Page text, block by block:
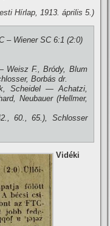
Hí­rlap, 1913. április 5.)
– Wiener SC 6:1 (2:0)
Weisz F., Bródy, Blum
Borbás dr.
Scheidel — Achatzi,
Neubauer (Hellmer,
60., 65.), Schlosser
Vidéki